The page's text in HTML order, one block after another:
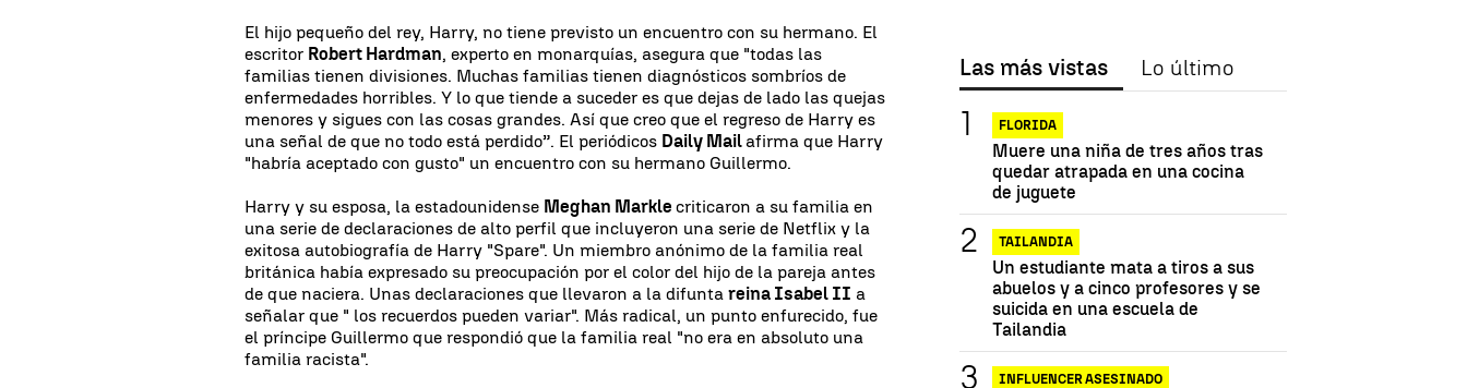
El hijo pequeño del rey, Harry, no tiene previsto un encuentro con su hermano. El
escritor Robert Hardman, experto en monarquías, asegura que "todas las
familias tienen divisiones. Muchas familias tienen diagnósticos sombríos de
enfermedades horribles. Y lo que tiende a suceder es que dejas de lado las quejas
menores y sigues con las cosas grandes. Así que creo que el regreso de Harry es
una señal de que no todo está perdido”. El periódicos Daily Mail afirma que Harry
"habría aceptado con gusto" un encuentro con su hermano Guillermo.
Harry y su esposa, la estadounidense Meghan Marklecriticaron a su familia en
una serie de declaraciones de alto perfil que incluyeron una serie de Netflix y la
exitosa autobiografía de Harry "Spare". Un miembro anónimo de la familia real
británica había expresado su preocupación por el color del hijo de la pareja antes
de que naciera. Unas declaraciones que llevaron a la difuntareina Isabel II a
señalar que " los recuerdos pueden variar". Más radical, un punto enfurecido, fue
el príncipe Guillermo que respondió que la familia real "no era en absoluto una
familia racista".
Las más vistas Lo último
FLORIDA
Muere una niña de tres años tras
quedar atrapada en una cocina
de juguete
TAILANDIA
Un estudiante mata a tiros a sus
abuelos y a cinco profesores y se
suicida en una escuela de
Tailandia
INFLUENCER ASESINADO